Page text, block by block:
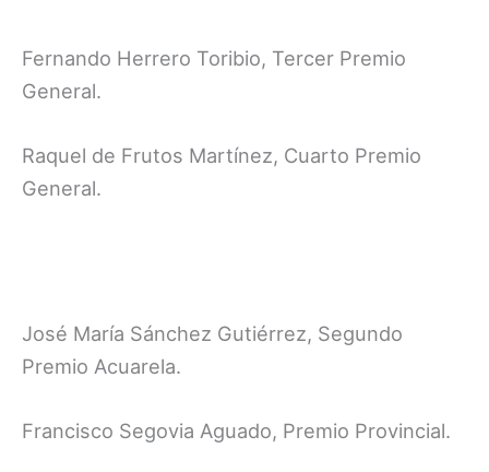
Fernando Herrero Toribio, Tercer Premio
General.
Raquel de Frutos Martínez, Cuarto Premio
General.
José María Sánchez Gutiérrez, Segundo
Premio Acuarela.
Francisco Segovia Aguado, Premio Provincial.